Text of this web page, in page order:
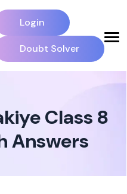
Login
Doubt Solver
Class 8
Answers